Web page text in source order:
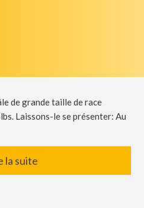
de grande taille de race
Laissons-le se présenter: Au
la suite